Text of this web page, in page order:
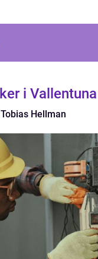
i Vallentuna
Tobias Hellman